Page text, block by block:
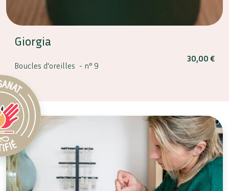
Giorgia
Boucles d'oreilles - n° 9
30,00 €